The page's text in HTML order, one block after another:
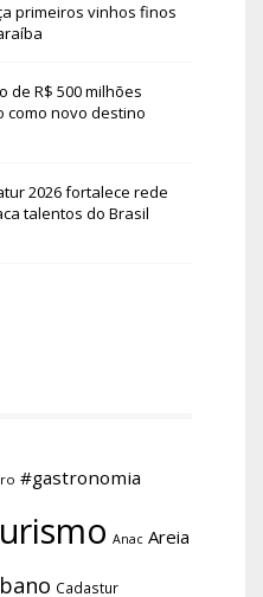
primeiros vinhos finos
de R$ 500 milhões
como novo destino
2026 fortalece rede
talentos do Brasil
#gastronomia
Anac Areia
Cadastur